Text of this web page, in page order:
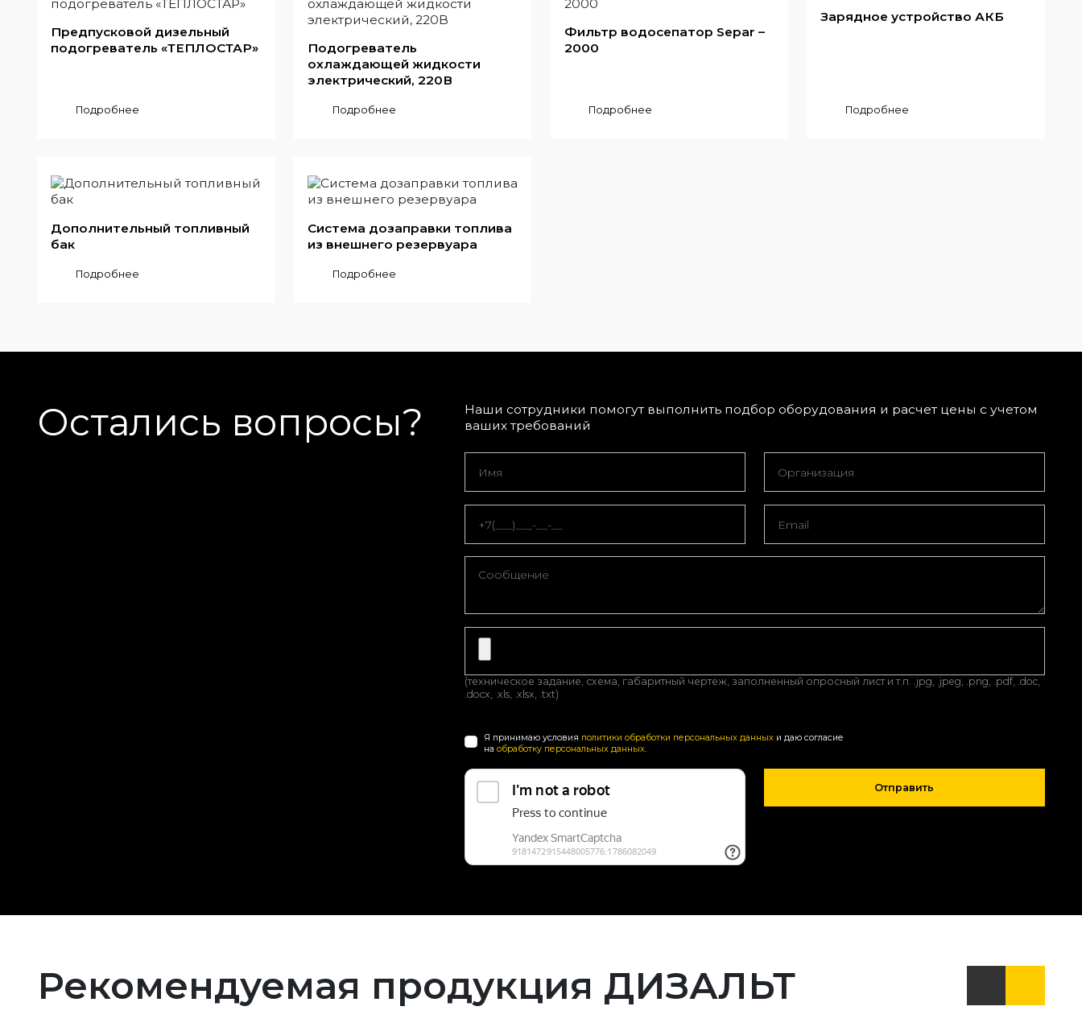
Предпусковой дизельный
подогреватель «ТЕПЛОСТАР»
Подробнее
Подогреватель
охлаждающей жидкости
электрический, 220В
Подробнее
Фильтр водосепатор Separ –
2000
Подробнее
Зарядное устройство АКБ
Подробнее
Дополнительный топливный
бак
Подробнее
Система дозаправки топлива
из внешнего резервуара
Подробнее
Остались вопросы?
Наши сотрудники помогут выполнить подбор оборудования и расчет цены с учетом
ваших требований
(техническое задание, схема, габаритный чертеж, заполненный опросный лист и т.п. .jpg, .jpeg, .png, .pdf, .doc,
.docx, .xls, .xlsx, .txt)
Я принимаю условия политики обработки персональных данныхи даю согласие
на обработку персональных данных.
Отправить
Рекомендуемая продукция ДИЗАЛЬТ